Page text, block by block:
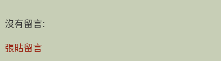
沒有留言:
張貼留言